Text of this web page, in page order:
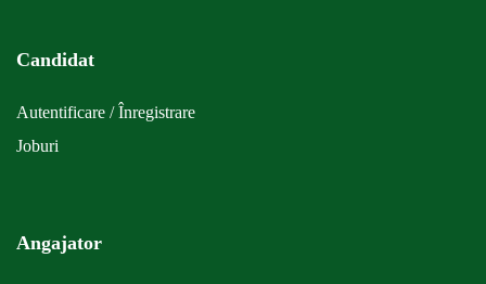
Candidat
Autentificare / Înregistrare
Joburi
Angajator